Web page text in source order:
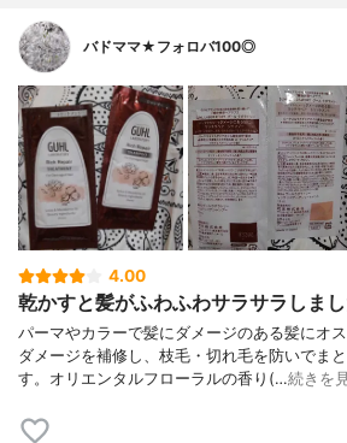
バドママ★フォロバ100◎
4.00
乾かすと髪がふわふわサラサラしまし
パーマやカラーで髪にダメージのある髪にオ
ダメージを補修し、枝毛・切れ毛を防いでま
す。オリエンタルフローラルの香り(…続きを